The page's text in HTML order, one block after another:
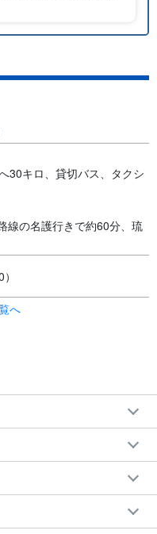
30キロ、貸切バス、タクシ
線の名護行きで約60分、琉
へ